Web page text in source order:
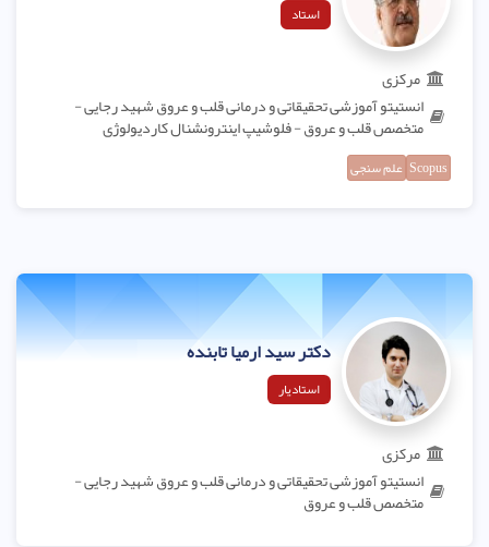
استاد
مرکزی
انستیتو آموزشی تحقیقاتی و درمانی قلب و عروق شهید رجایی -
متخصص قلب و عروق - فلوشیپ اینترونشنال کاردیولوژی
Scopus علم سنجی
دکتر سید ارمیا تابنده
استادیار
مرکزی
انستیتو آموزشی تحقیقاتی و درمانی قلب و عروق شهید رجایی -
متخصص قلب و عروق